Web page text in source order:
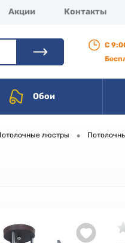
Акции Контакты
С
Обои
люстры •